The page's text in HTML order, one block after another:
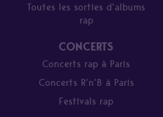
Toutes les sorties d’albums
rap
CONCERTS
Concerts rap à Paris
Concerts R’n’B à Paris
Festivals rap